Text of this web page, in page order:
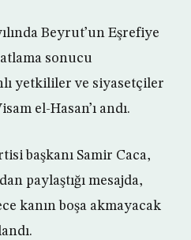
Beyrut’un Eşrefiye
sonucu
yetkililer ve siyasetçiler
el-Hasan’ı andı.
başkanı Samir Caca,
paylaştığı mesajda,
kanın boşa akmayacak